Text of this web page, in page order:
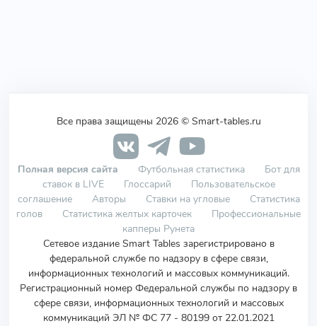
Все права защищены 2026 © Smart-tables.ru
Полная версия сайта Футбольная статистика
Бот для
ставок в LIVE
Глоссарий
Пользовательское
соглашение
Авторы Ставки на угловые
Статистика
голов
Статистика желтых карточек
Профессиональные
капперы Рунета
Сетевое издание Smart Tables зарегистрировано в
федеральной службе по надзору в сфере связи,
информационных технологий и массовых коммуникаций.
Регистрационный номер Федеральной службы по надзору в
сфере связи, информационных технологий и массовых
коммуникаций ЭЛ № ФС 77 - 80199 от 22.01.2021